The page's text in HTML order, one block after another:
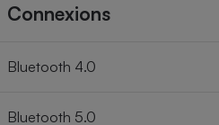
Connexions
Bluetooth 4.0
Bluetooth 5.0